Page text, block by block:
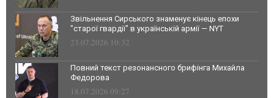
Звільнення Сирського знаменує кінець епохи
"старої гвардії" в українській армії — NYT
23.07.2026 10:32
Повний текст резонансного брифінга Михайла
Федорова
18.07.2026 09:27